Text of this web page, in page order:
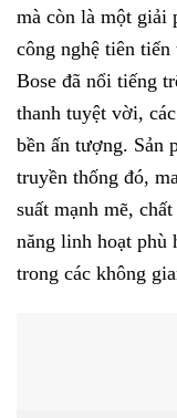
mà còn là một giải
công nghệ tiên
Bose đã nổi tiếng
thanh tuyệt vời,
bền ấn tượng. Sản
truyền thống đó,
suất mạnh mẽ,
năng linh hoạt phù
trong các không